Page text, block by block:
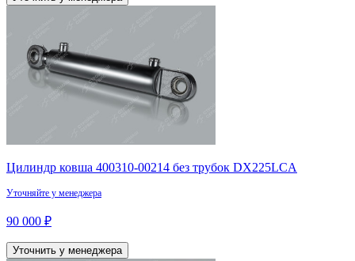
Цилиндр ковша 400310-00214 без трубок DX225LCA
Уточняйте у менеджера
90 000 ₽
Уточнить у менеджера